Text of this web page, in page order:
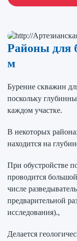
Районы для
м
Бурение скважин
поскольку
каждом участке.
В некоторых
находится на
При обустройстве
проводится
числе
предварительной
исследования).,
Делается